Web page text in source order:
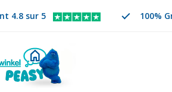
4.8 sur 5 100%
LANGUE. LA LANGUE SÉLECTIONNÉE